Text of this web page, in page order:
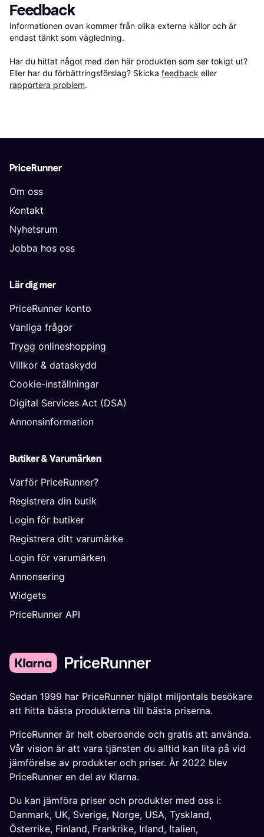
Feedback
Informationen ovan kommer från olika externa källor och är
endast tänkt som vägledning.
Har du hittat något med den här produkten som ser tokigt ut?
Eller har du förbättringsförslag? Skicka feedback eller
rapportera problem.
PriceRunner
Om oss
Kontakt
Nyhetsrum
Jobba hos oss
Lär dig mer
PriceRunner konto
Vanliga frågor
Trygg onlineshopping
Villkor & dataskydd
Cookie-inställningar
Digital Services Act (DSA)
Annonsinformation
Butiker & Varumärken
Varför PriceRunner?
Registrera din butik
Login för butiker
Registrera ditt varumärke
Login för varumärken
Annonsering
Widgets
PriceRunner API
Sedan 1999 har PriceRunner hjälpt miljontals besökare
att hitta bästa produkterna till bästa priserna.
PriceRunner är helt oberoende och gratis att använda.
Vår vision är att vara tjänsten du alltid kan lita på vid
jämförelse av produkter och priser. År 2022 blev
PriceRunner en del av Klarna.
Du kan jämföra priser och produkter med oss i:
Danmark, UK, Sverige, Norge, USA, Tyskland,
Österrike, Finland, Frankrike, Irland, Italien,